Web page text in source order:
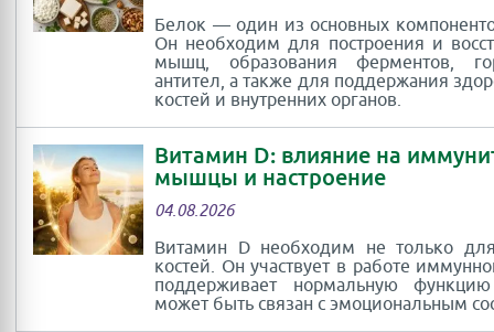
Белок — один из основных
Он необходим для построения и
мышц, образования ферментов,
антител, а также для поддержания
костей и внутренних органов.
Витамин D: влияние на
мышцы и настроение
04.08.2026
Витамин D необходим не только
костей. Он участвует в работе
поддерживает нормальную
может быть связан с эмоциональным